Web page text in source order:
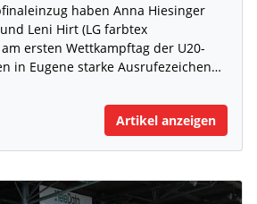
haben Anna Hiesinger
Leni Hirt (LG farbtex
ersten Wettkampftag der U20-
in Eugene starke Ausrufezeichen…
Artikel anzeigen